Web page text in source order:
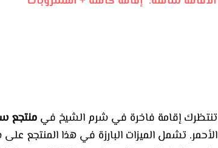
تنتظرك إقامة فاخرة في شرم الشيخ في منتجع
الأحمر. تشمل الميزات البارزة في هذا